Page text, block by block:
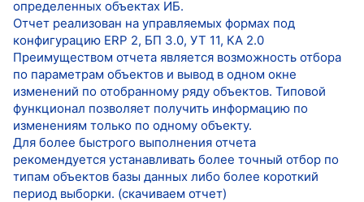
определенных объектах ИБ.
Отчет реализован на управляемых формах под
конфигурацию ERP 2, БП 3.0, УТ 11, КА 2.0
Преимуществом отчета является возможность отбора
по параметрам объектов и вывод в одном окне
изменений по отобранному ряду объектов. Типовой
функционал позволяет получить информацию по
изменениям только по одному объекту.
Для более быстрого выполнения отчета
рекомендуется устанавливать более точный отбор по
типам объектов базы данных либо более короткий
период выборки. (скачиваем отчет)